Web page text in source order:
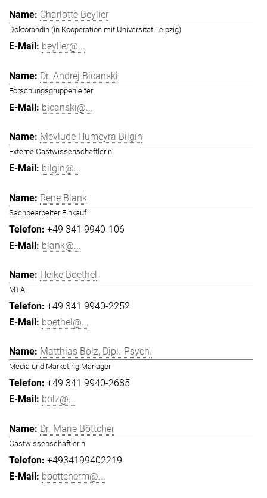
Charlotte Beylier
Doktorandin (in Kooperation mit Universität Leipzig)
beylier@...
Dr. Andrej Bicanski
Forschungsgruppenleiter
bicanski@...
Mevlude Humeyra Bilgin
Externe Gastwissenschaftlerin
bilgin@...
Rene Blank
Sachbearbeiter Einkauf
+49 341 9940-106
blank@...
Heike Boethel
MTA
+49 341 9940-2252
boethel@...
Matthias Bolz, Dipl.-Psych.
Media und Marketing Manager
+49 341 9940-2685
bolz@...
Dr. Marie Böttcher
Gastwissenschaftlerin
+4934199402219
boettcherm@...